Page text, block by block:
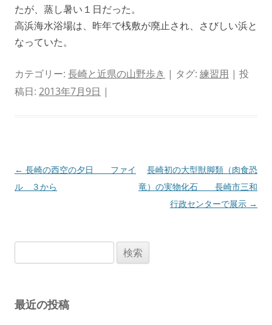
たが、蒸し暑い１日だった。
高浜海水浴場は、昨年で桟敷が廃止され、さびしい浜と
なっていた。
カテゴリー: 長崎と近県の山野歩き | タグ: 練習用 | 投
稿日: 2013年7月9日 |
投
稿
ン
← 長崎の西空の夕日 ファイ
ル ３から
長崎初の大型獣脚類（肉食恐
竜）の実物化石 長崎市三和
行政センターで展示 →
索:
最近の投稿